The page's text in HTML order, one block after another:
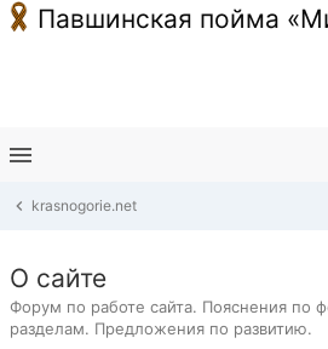
Павшинская пойма
krasnogorie.net
О сайте
Форум по работе сайта. Пояснения по
разделам. Предложения по развитию.